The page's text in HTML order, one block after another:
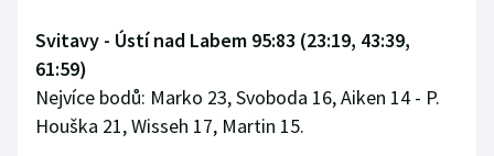
Veslování
Vodní slalom
Svitavy - Ústí nad Labem 95:83 (23:19, 43:39,
61:59)
Nejvíce bodů: Marko 23, Svoboda 16, Aiken 14 - P.
Houška 21, Wisseh 17, Martin 15.